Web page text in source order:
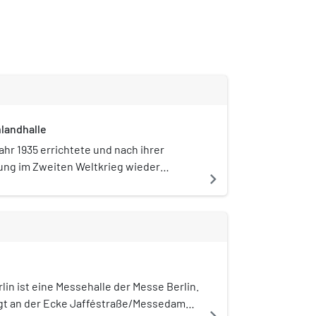
1935 errichtete und nach ihrer
im Zweiten Weltkrieg wieder
im Berliner Ortsteil Westend
Messe Süd (Eichkamp) gelegen.
denkmalgeschützte Halle abgerissen.
der Hallendecke am 3.
2011 begann die letzte Phase der
navigate_next
ist eine Messehalle der Messe Berlin.
an der Ecke Jafféstraße/Messedamm